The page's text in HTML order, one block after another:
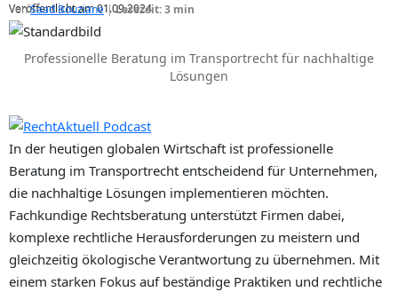
Veröffentlicht am 01.09.2024
VonSaad Bouziane|Lesezeit: 3 min
Professionelle Beratung im Transportrecht für nachhaltige
Lösungen
In der heutigen globalen Wirtschaft ist professionelle
Beratung im Transportrecht entscheidend für Unternehmen,
die nachhaltige Lösungen implementieren möchten.
Fachkundige Rechtsberatung unterstützt Firmen dabei,
komplexe rechtliche Herausforderungen zu meistern und
gleichzeitig ökologische Verantwortung zu übernehmen. Mit
einem starken Fokus auf beständige Praktiken und rechtliche